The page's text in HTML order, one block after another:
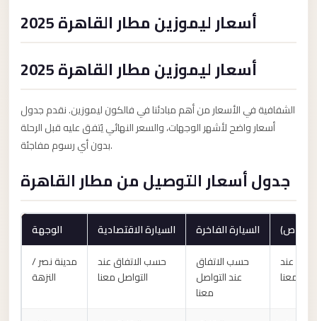
أسعار ليموزين مطار القاهرة 2025
أسعار ليموزين مطار القاهرة 2025
الشفافية في الأسعار من أهم مبادئنا في فالكون ليموزين. نقدم جدول
أسعار واضح لأشهر الوجهات، والسعر النهائي يُتفق عليه قبل الرحلة
بدون أي رسوم مفاجئة.
جدول أسعار التوصيل من مطار القاهرة
الوجهة السيارة الاقتصادية
السيارة الفاخرة
مدينة نصر /
النزهة
حسب الاتفاق عند
التواصل معنا
حسب الاتفاق
عند التواصل
معنا
عند
معنا
airport
egypt
Transfer
Cairo
from
Anywhere
Transfer